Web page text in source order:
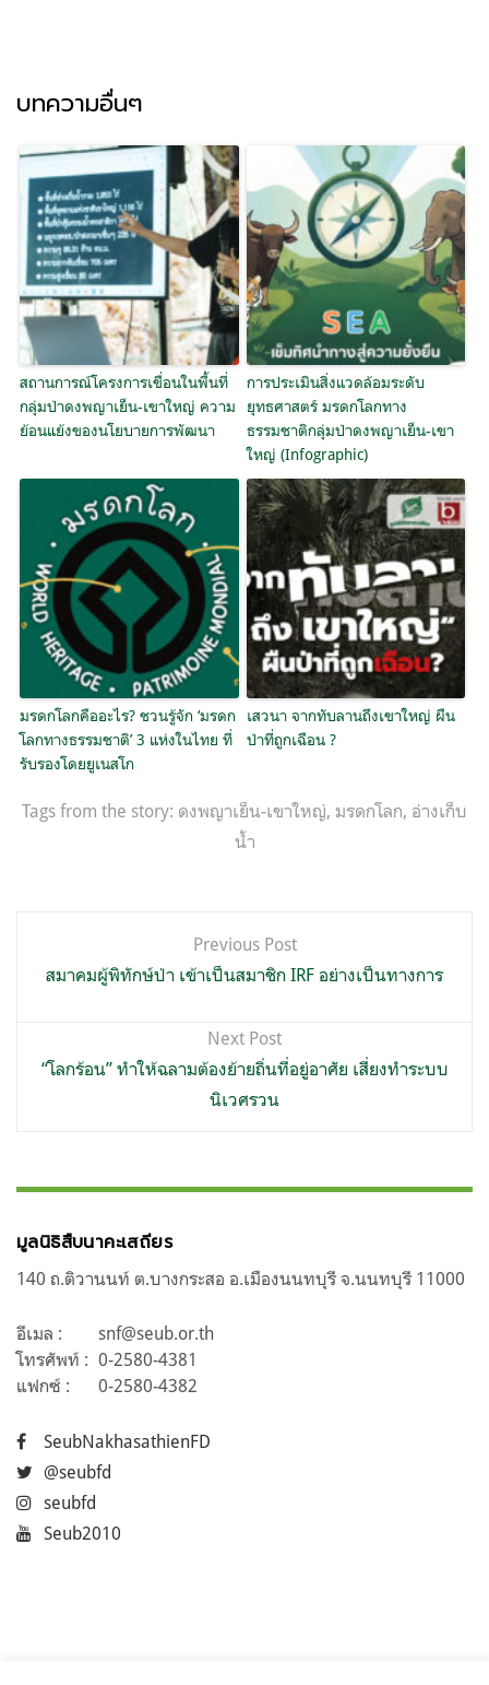
บทความอื่นๆ
สถานการณ์โครงการเขื่อนในพื้นที่
กลุ่มป่าดงพญาเย็น-เขาใหญ่ ความ
ย้อนแย้งของนโยบายการพัฒนา
การประเมินสิ่งแวดล้อมระดับ
ยุทธศาสตร์ มรดกโลกทาง
ธรรมชาติกลุ่มป่าดงพญาเย็น-เขา
ใหญ่ (Infographic)
มรดกโลกคืออะไร? ชวนรู้จัก ‘มรดก
โลกทางธรรมชาติ’ 3 แห่งในไทย ที่
รับรองโดยยูเนสโก
เสวนา จากทับลานถึงเขาใหญ่ ผืน
ป่าที่ถูกเฉือน ?
Tags from the story: ดงพญาเย็น-เขาใหญ่, มรดกโลก, อ่างเก็บ
น้ำ
เรื่อง
Previous Post
สมาคมผู้พิทักษ์ป่า เข้าเป็นสมาชิก IRF อย่างเป็นทางการ
Next Post
“โลกร้อน” ทำให้ฉลามต้องย้ายถิ่นที่อยู่อาศัย เสี่ยงทำระบบ
นิเวศรวน
มูลนิธิสืบนาคะเสถียร
140 ถ.ติวานนท์ ต.บางกระสอ อ.เมืองนนทบุรี จ.นนทบุรี 11000
อีเมล :
snf@seub.or.th
โทรศัพท์ : 0-2580-4381
แฟกซ์ :
0-2580-4382
SeubNakhasathienFD
@seubfd
seubfd
Seub2010